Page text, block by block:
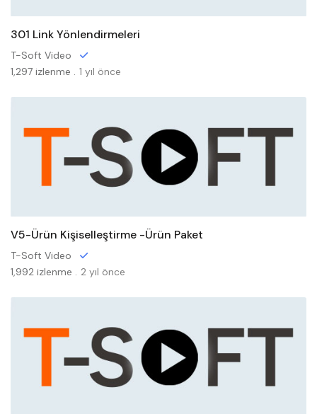
301 Link Yönlendirmeleri
T-Soft Video
1,297 izlenme . 1 yıl önce
V5-Ürün Kişiselleştirme -Ürün Paket
T-Soft Video
1,992 izlenme . 2 yıl önce